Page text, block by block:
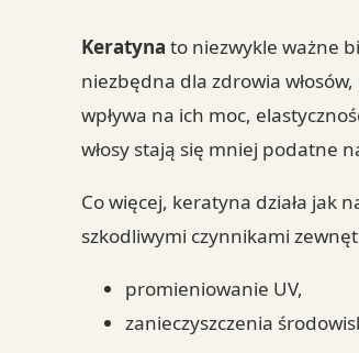
Keratyna to niezwykle ważne
niezbędna dla zdrowia
wpływa na ich moc,
włosy stają się mniej podatne
Co więcej, keratyna działa jak
szkodliwymi czynnikami
promieniowanie UV,
zanieczyszczenia